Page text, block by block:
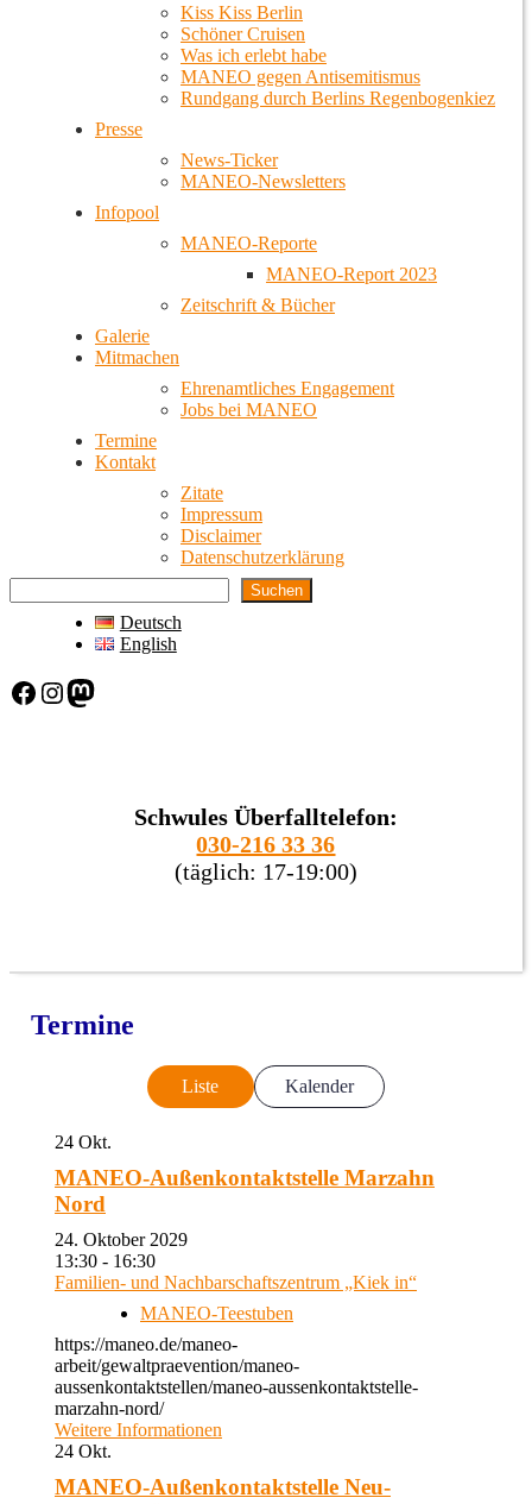
Kiss Kiss Berlin
Schöner Cruisen
Was ich erlebt habe
MANEO gegen Antisemitismus
Rundgang durch Berlins Regenbogenkiez
Presse
News-Ticker
MANEO-Newsletters
Infopool
MANEO-Reporte
MANEO-Report 2023
Zeitschrift & Bücher
Galerie
Mitmachen
Ehrenamtliches Engagement
Jobs bei MANEO
Termine
Kontakt
Zitate
Impressum
Disclaimer
Datenschutzerklärung
Suchen
Deutsch
English
Facebook Instagram Mastodon
Schwules Überfalltelefon:
030-216 33 36
(täglich: 17-19:00)
Termine
Liste Kalender
24 Okt.
MANEO-Außenkontaktstelle Marzahn
Nord
24. Oktober 2029
13:30 - 16:30
Familien- und Nachbarschaftszentrum „Kiek in“
MANEO-Teestuben
https://maneo.de/maneo-
arbeit/gewaltpraevention/maneo-
aussenkontaktstellen/maneo-aussenkontaktstelle-
marzahn-nord/
Weitere Informationen
24 Okt.
MANEO-Außenkontaktstelle Neu-